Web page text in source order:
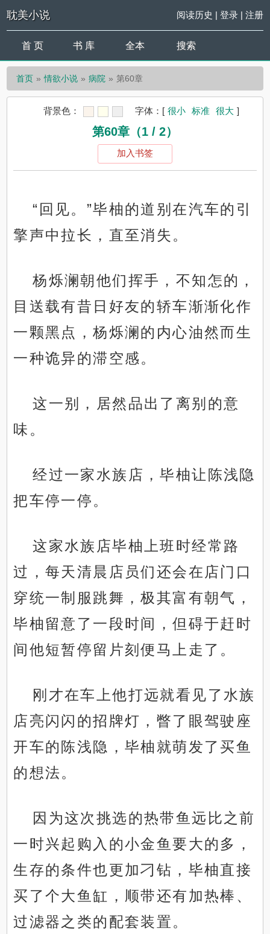
耽美小说 阅读历史 | 登录| 注册
首 页 书 库 全本 搜索
首页 情欲小说 病院 第60章
背景色： 字体： [ 很小 标准 很大 ]
第60章（1 / 2）
加入书签
“回见。”毕柚的道别在汽车的引
擎声中拉长，直至消失。
杨烁澜朝他们挥手，不知怎的，
目送载有昔日好友的轿车渐渐化作
一颗黑点，杨烁澜的内心油然而生
一种诡异的滞空感。
这一别，居然品出了离别的意
味。
经过一家水族店，毕柚让陈浅隐
把车停一停。
这家水族店毕柚上班时经常路
过，每天清晨店员们还会在店门口
穿统一制服跳舞，极其富有朝气，
毕柚留意了一段时间，但碍于赶时
间他短暂停留片刻便马上走了。
刚才在车上他打远就看见了水族
店亮闪闪的招牌灯，瞥了眼驾驶座
开车的陈浅隐，毕柚就萌发了买鱼
的想法。
因为这次挑选的热带鱼远比之前
一时兴起购入的小金鱼要大的多，
生存的条件也更加刁钻，毕柚直接
买了个大鱼缸，顺带还有加热棒、
过滤器之类的配套装置。